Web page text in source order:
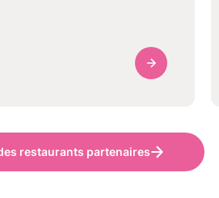
restaurants partenaires